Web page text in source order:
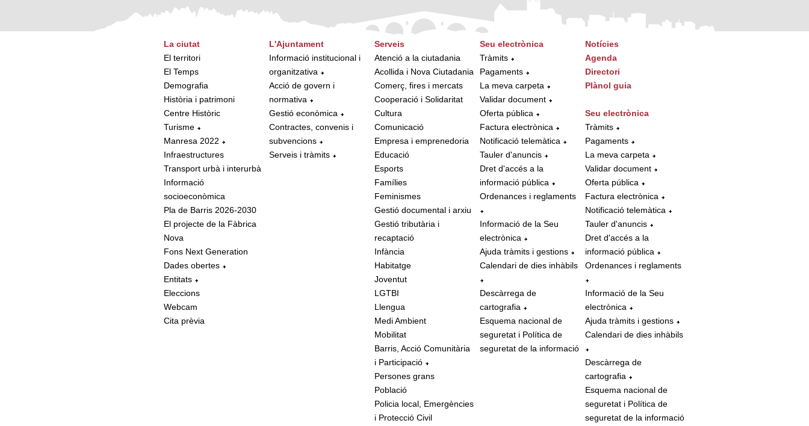
La ciutat
El territori
El Temps
Demografia
Història i patrimoni
Centre Històric
Turisme
Manresa 2022
Infraestructures
Transport urbà i interurbà
Informació
socioeconòmica
Pla de Barris 2026-2030
El projecte de la Fàbrica
Nova
Fons Next Generation
Dades obertes
Entitats
Eleccions
Webcam
Cita prèvia
L'Ajuntament
Informació institucional i
organitzativa
Acció de govern i
normativa
Gestió econòmica
Contractes, convenis i
subvencions
Serveis i tràmits
Serveis
Atenció a la ciutadania
Acollida i Nova Ciutadania
Comerç, fires i mercats
Cooperació i Solidaritat
Cultura
Comunicació
Empresa i emprenedoria
Educació
Esports
Famílies
Feminismes
Gestió documental i arxiu
Gestió tributària i
recaptació
Infància
Habitatge
Joventut
LGTBI
Llengua
Medi Ambient
Mobilitat
Barris, Acció Comunitària
i Participació
Persones grans
Població
Policia local, Emergències
i Protecció Civil
Seu electrònica
Tràmits
Pagaments
La meva carpeta
Validar document
Oferta pública
Factura electrònica
Notificació telemàtica
Tauler d'anuncis
Dret d'accés a la
informació pública
Ordenances i reglaments
Informació de la Seu
electrònica
Ajuda tràmits i gestions
Calendari de dies inhàbils
Descàrrega de
cartografia
Esquema nacional de
seguretat i Política de
seguretat de la informació
Notícies
Agenda
Directori
Plànol guia
Seu electrònica
Tràmits
Pagaments
La meva carpeta
Validar document
Oferta pública
Factura electrònica
Notificació telemàtica
Tauler d'anuncis
Dret d'accés a la
informació pública
Ordenances i reglaments
Informació de la Seu
electrònica
Ajuda tràmits i gestions
Calendari de dies inhàbils
Descàrrega de
cartografia
Esquema nacional de
seguretat i Política de
seguretat de la informació